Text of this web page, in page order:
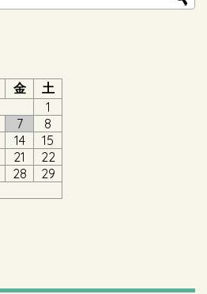
金
土
1
7
8
14
15
21
22
28
29